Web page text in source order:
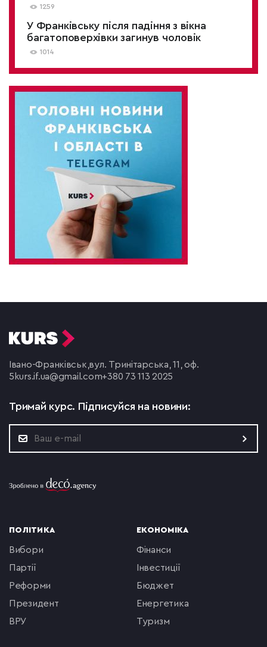
1259
У Франківську після падіння з вікна
багатоповерхівки загинув чоловік
1014
Івано-Франківськ, вул. Тринітарська, 11, оф.
5 kurs.if.ua@gmail.com+380 73 113 2025
Тримай курс. Підписуйся на новини:
ПОЛІТИКА
вибори
партії
реформи
президент
ВРУ
ЕКОНОМІКА
фінанси
інвестиції
бюджет
енергетика
туризм